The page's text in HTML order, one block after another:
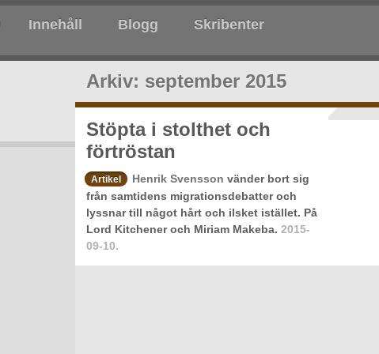
Innehåll Blogg Skribenter
Arkiv: september 2015
Stöpta i stolthet och
förtröstan
Artikel Henrik Svensson vänder bort sig
från samtidens migrationsdebatter och
lyssnar till något hårt och ilsket istället. På
Lord Kitchener och Miriam Makeba. 2015-
09-10.